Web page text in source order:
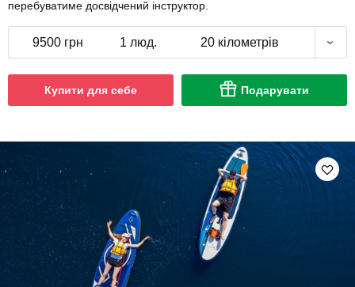
перебуватиме досвідчений інструктор.
9500 грн 1 люд. 20 кілометрів
Купити для себе Подарувати